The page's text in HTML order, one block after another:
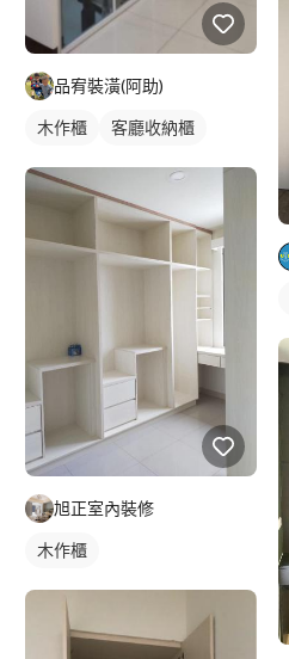
品宥裝潢(阿助)
木作櫃 客廳收納櫃
旭正室內裝修
木作櫃